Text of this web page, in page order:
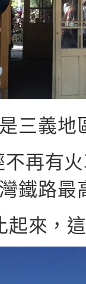
三義地
再有
鐵路最
起來，